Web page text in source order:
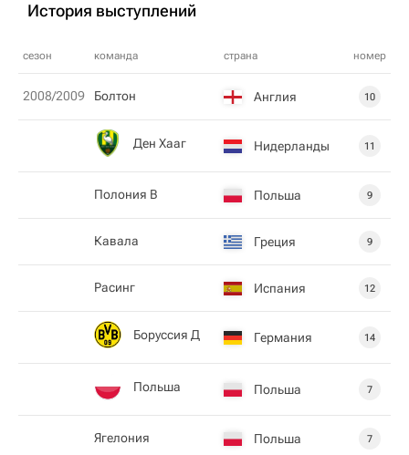
История выступлений
сезон команда страна номер
2008/2009 Болтон Англия 10
Ден Хааг Нидерланды 11
Полония В Польша 9
Кавала Греция 9
Расинг Испания 12
Боруссия Д Германия 14
Польша Польша 7
Ягелония Польша 7